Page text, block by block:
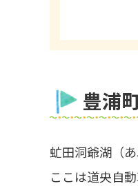
豊浦
虻田洞爺湖（
ここは道央自